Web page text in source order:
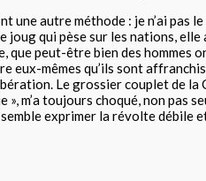
une autre méthode : je n’ai pas
joug qui pèse sur les nations, elle
que peut-être bien des hommes
eux-mêmes qu’ils sont
Le grossier couplet de la
», m’a toujours choqué, non pas
semble exprimer la révolte débile